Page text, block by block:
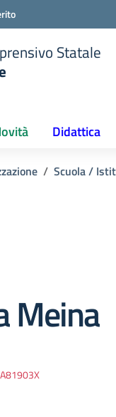
Statale
Didattica
Scuola /
Meina